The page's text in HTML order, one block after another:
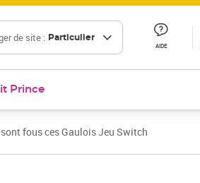
de site : Particulier
AIDE
Prince
fous ces Gaulois Jeu Switch